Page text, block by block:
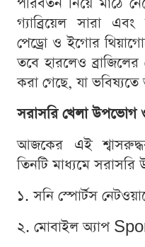
গ্যাব্রিয়েল সারা
পেড্রো ও ইগোর
তবে হারলেও
করা গেছে, যা
সরাসরি খেলা উপভোগ
আজকের এই
তিনটি মাধ্যমে
১. সনি স্পোর্টস
২. মোবাইল অ্যাপ